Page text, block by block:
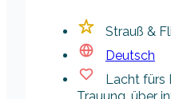
Strauß &
Deutsch
Lacht fürs